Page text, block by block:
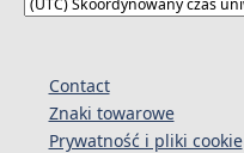
Contact
Znaki towarowe
Prywatność i pliki cookie